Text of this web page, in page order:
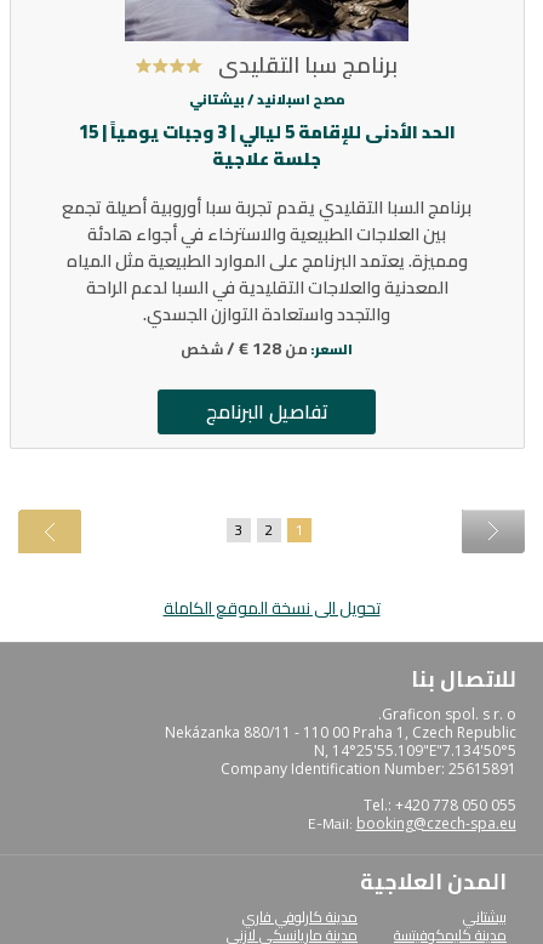
برنامج سبا التقليدي
مصح اسبلانيد /بيشتاني
الحد الأدنى للإقامة 5 ليالي | 3 وجبات يومياً | 15
جلسة علاجية
برنامج السبا التقليدي يقدم تجربة سبا أوروبية أصيلة تجمع
بين العلاجات الطبيعية والاسترخاء في أجواء هادئة
ومميزة. يعتمد البرنامج على الموارد الطبيعية مثل المياه
المعدنية والعلاجات التقليدية في السبا لدعم الراحة
والتجدد واستعادة التوازن الجسدي.
السعر: من128 € / شخص
تفاصيل البرنامج
1
2
3
تحويل الى نسخة الموقع الكاملة
للاتصال بنا
Graficon spol. s r. o.
Nekázanka 880/11 - 110 00 Praha 1, Czech Republic
50°5'7.134"N, 14°25'55.109"E
Company Identification Number: 25615891
Tel.: +420 778 050 055
E-Mail:booking@czech-spa.eu
المدن العلاجية
بيشتاني
مدينة كليمكوفيتسة
مدينة كارلوفي فاري
مدينة ماريانسكي لازني